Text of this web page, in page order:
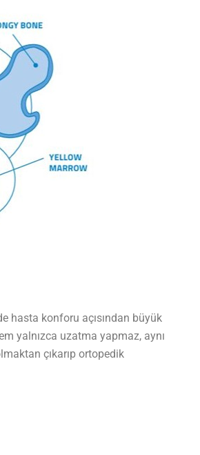
hasta konforu açısından büyük
yalnızca uzatma yapmaz, aynı
çıkarıp ortopedik